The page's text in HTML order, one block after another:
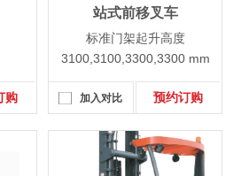
购
站式前移叉车
标准门架起升高度
3100,3100,3300,3300 mm
加入对比 预约订购